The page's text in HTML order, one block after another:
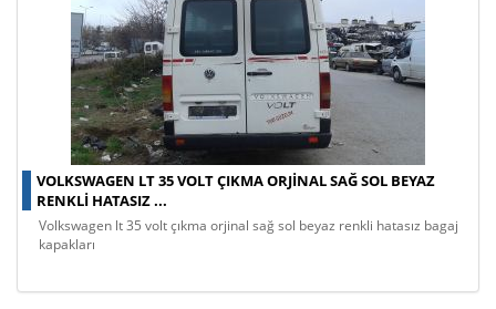
VOLKSWAGEN LT 35 VOLT ÇIKMA ORJINAL SAĞ SOL BEYAZ
RENKLI HATASIZ ...
volkswagen lt 35 volt çıkma orjinal sağ sol beyaz renkli hatasız bagaj
kapakları